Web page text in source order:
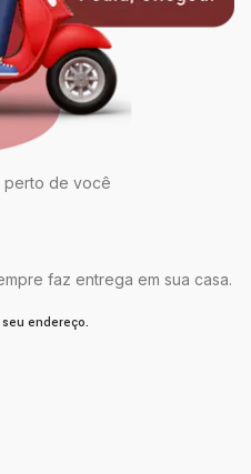
perto de você
faz entrega em sua casa.
endereço.